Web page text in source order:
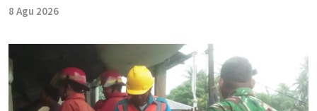
8 Agu 2026